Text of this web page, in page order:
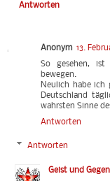
Antworten
Anonym 13.
So gesehen, ist
bewegen.
Neulich habe ich
Deutschland
wahrsten Sinne
Antworten
Antworten
Geist und